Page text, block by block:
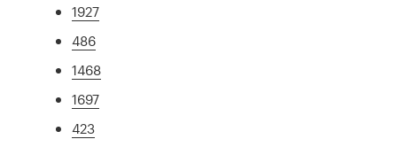
1927
486
1468
1697
423